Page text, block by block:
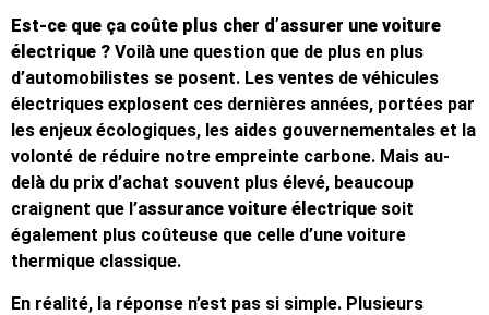
Est-ce que ça coûte plus cher d’assurer une voiture
électrique ? Voilà une question que de plus en plus
d’automobilistes se posent. Les ventes de véhicules
électriques explosent ces dernières années, portées par
les enjeux écologiques, les aides gouvernementales et la
volonté de réduire notre empreinte carbone. Mais au-
delà du prix d’achat souvent plus élevé, beaucoup
craignent que l’assurance voiture électrique soit
également plus coûteuse que celle d’une voiture
thermique classique.
En réalité, la réponse n’est pas si simple. Plusieurs